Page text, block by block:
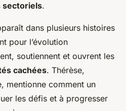
sectoriels.
dans plusieurs histoires
pour l’évolution
soutiennent et ouvrent les
cachées. Thérèse,
mentionne comment un
les défis et à progresser